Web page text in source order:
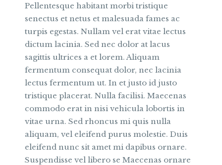
Pellentesque habitant morbi tristique
senectus et netus et malesuada fames ac
turpis egestas. Nullam vel erat vitae lectus
dictum lacinia. Sed nec dolor at lacus
sagittis ultrices a et lorem. Aliquam
fermentum consequat dolor, nec lacinia
lectus fermentum ut. In et justo id justo
tristique placerat. Nulla facilisi. Maecenas
commodo erat in nisi vehicula lobortis in
vitae urna. Sed rhoncus mi quis nulla
aliquam, vel eleifend purus molestie. Duis
eleifend nunc sit amet mi dapibus ornare.
Suspendisse vel libero se Maecenas ornare